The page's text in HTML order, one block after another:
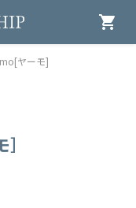
shopping_cart
ヤーモ]
］